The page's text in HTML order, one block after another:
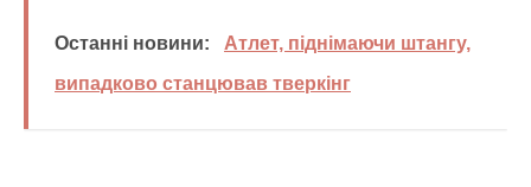
Останні новини:
Атлет, піднімаючи штангу,
випадково станцював тверкінг